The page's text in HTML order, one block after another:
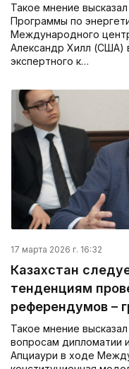
Такое мнение
Программы по
Международного
Александр Хилл (США)
экспертного к…
17 марта 2026 г. 16:32
Казахстан
тенденциям
референдумов –
Такое мнение
вопросам дипломатии
Апциаури в ходе